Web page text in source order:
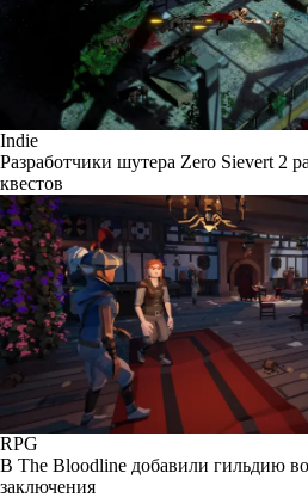
Indie
Разработчики шутера Zero Sievert 2
квестов
RPG
В The Bloodline добавили гильдию
заключения